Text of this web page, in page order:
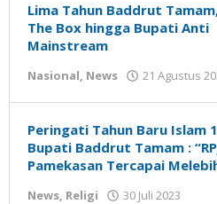
Lima Tahun Baddrut
The Box hingga Bupati Anti
Mainstream
Nasional, News 21 Agustus
Peringati Tahun Baru Islam
Bupati Baddrut Tamam :
Pamekasan Tercapai
News, Religi 30 Juli 2023